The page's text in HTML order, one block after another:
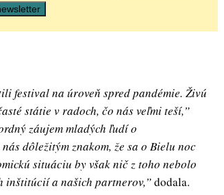
festival na úroveň spred pandémie. Živú
státie v radoch, čo nás veľmi teší,”
záujem mladých ľudí o
dôležitým znakom, že sa o Bielu noc
situáciu by však nič z toho nebolo
inštitúcií a našich partnerov,”dodala.